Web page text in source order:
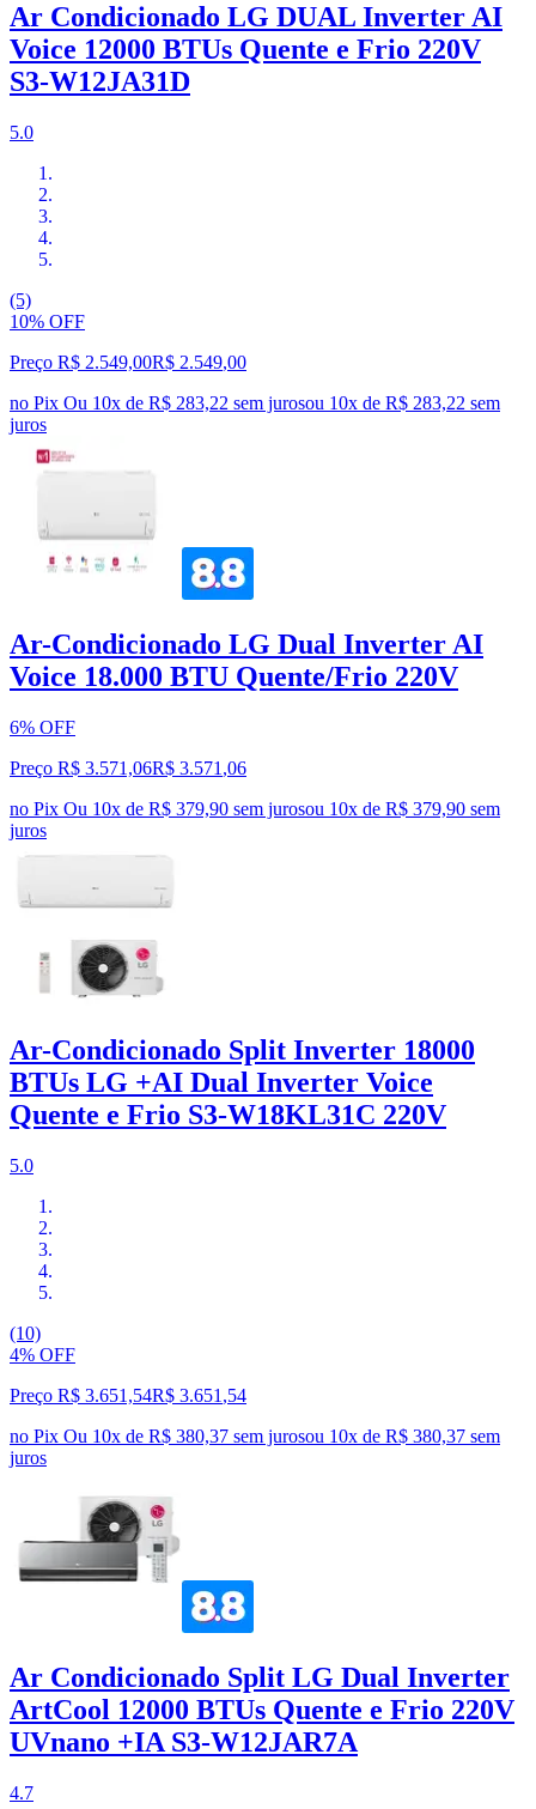
Ar Condicionado LG DUAL Inverter AI
Voice 12000 BTUs Quente e Frio 220V
S3-W12JA31D
5.0
(5)
10% OFF
Preço R$ 2.549,00R$ 2.549,00
no Pix Ou 10x de R$ 283,22 sem jurosou 10x de R$ 283,22 sem
juros
Ar-Condicionado LG Dual Inverter AI
Voice 18.000 BTU Quente/Frio 220V
6% OFF
Preço R$ 3.571,06R$ 3.571 ,06
no Pix Ou 10x de R$ 379,90 sem jurosou 10x de R$ 379,90 sem
juros
Ar-Condicionado Split Inverter 18000
BTUs LG +AI Dual Inverter Voice
Quente e Frio S3-W18KL31C 220V
5.0
(10)
4% OFF
Preço R$ 3.651,54R$ 3.651 ,54
no Pix Ou 10x de R$ 380,37 sem jurosou 10x de R$ 380,37 sem
juros
Ar Condicionado Split LG Dual Inverter
ArtCool 12000 BTUs Quente e Frio 220V
UVnano +IA S3-W12JAR7A
4.7